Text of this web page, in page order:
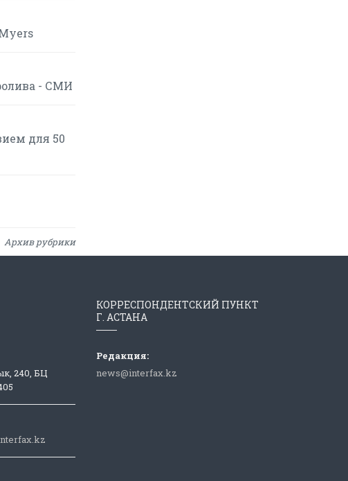
- СМИ
для 50
Архив рубрики
240, БЦ
КОРРЕСПОНДЕНТСКИЙ ПУНКТ
Г. АСТАНА
Редакция:
news@interfax.kz